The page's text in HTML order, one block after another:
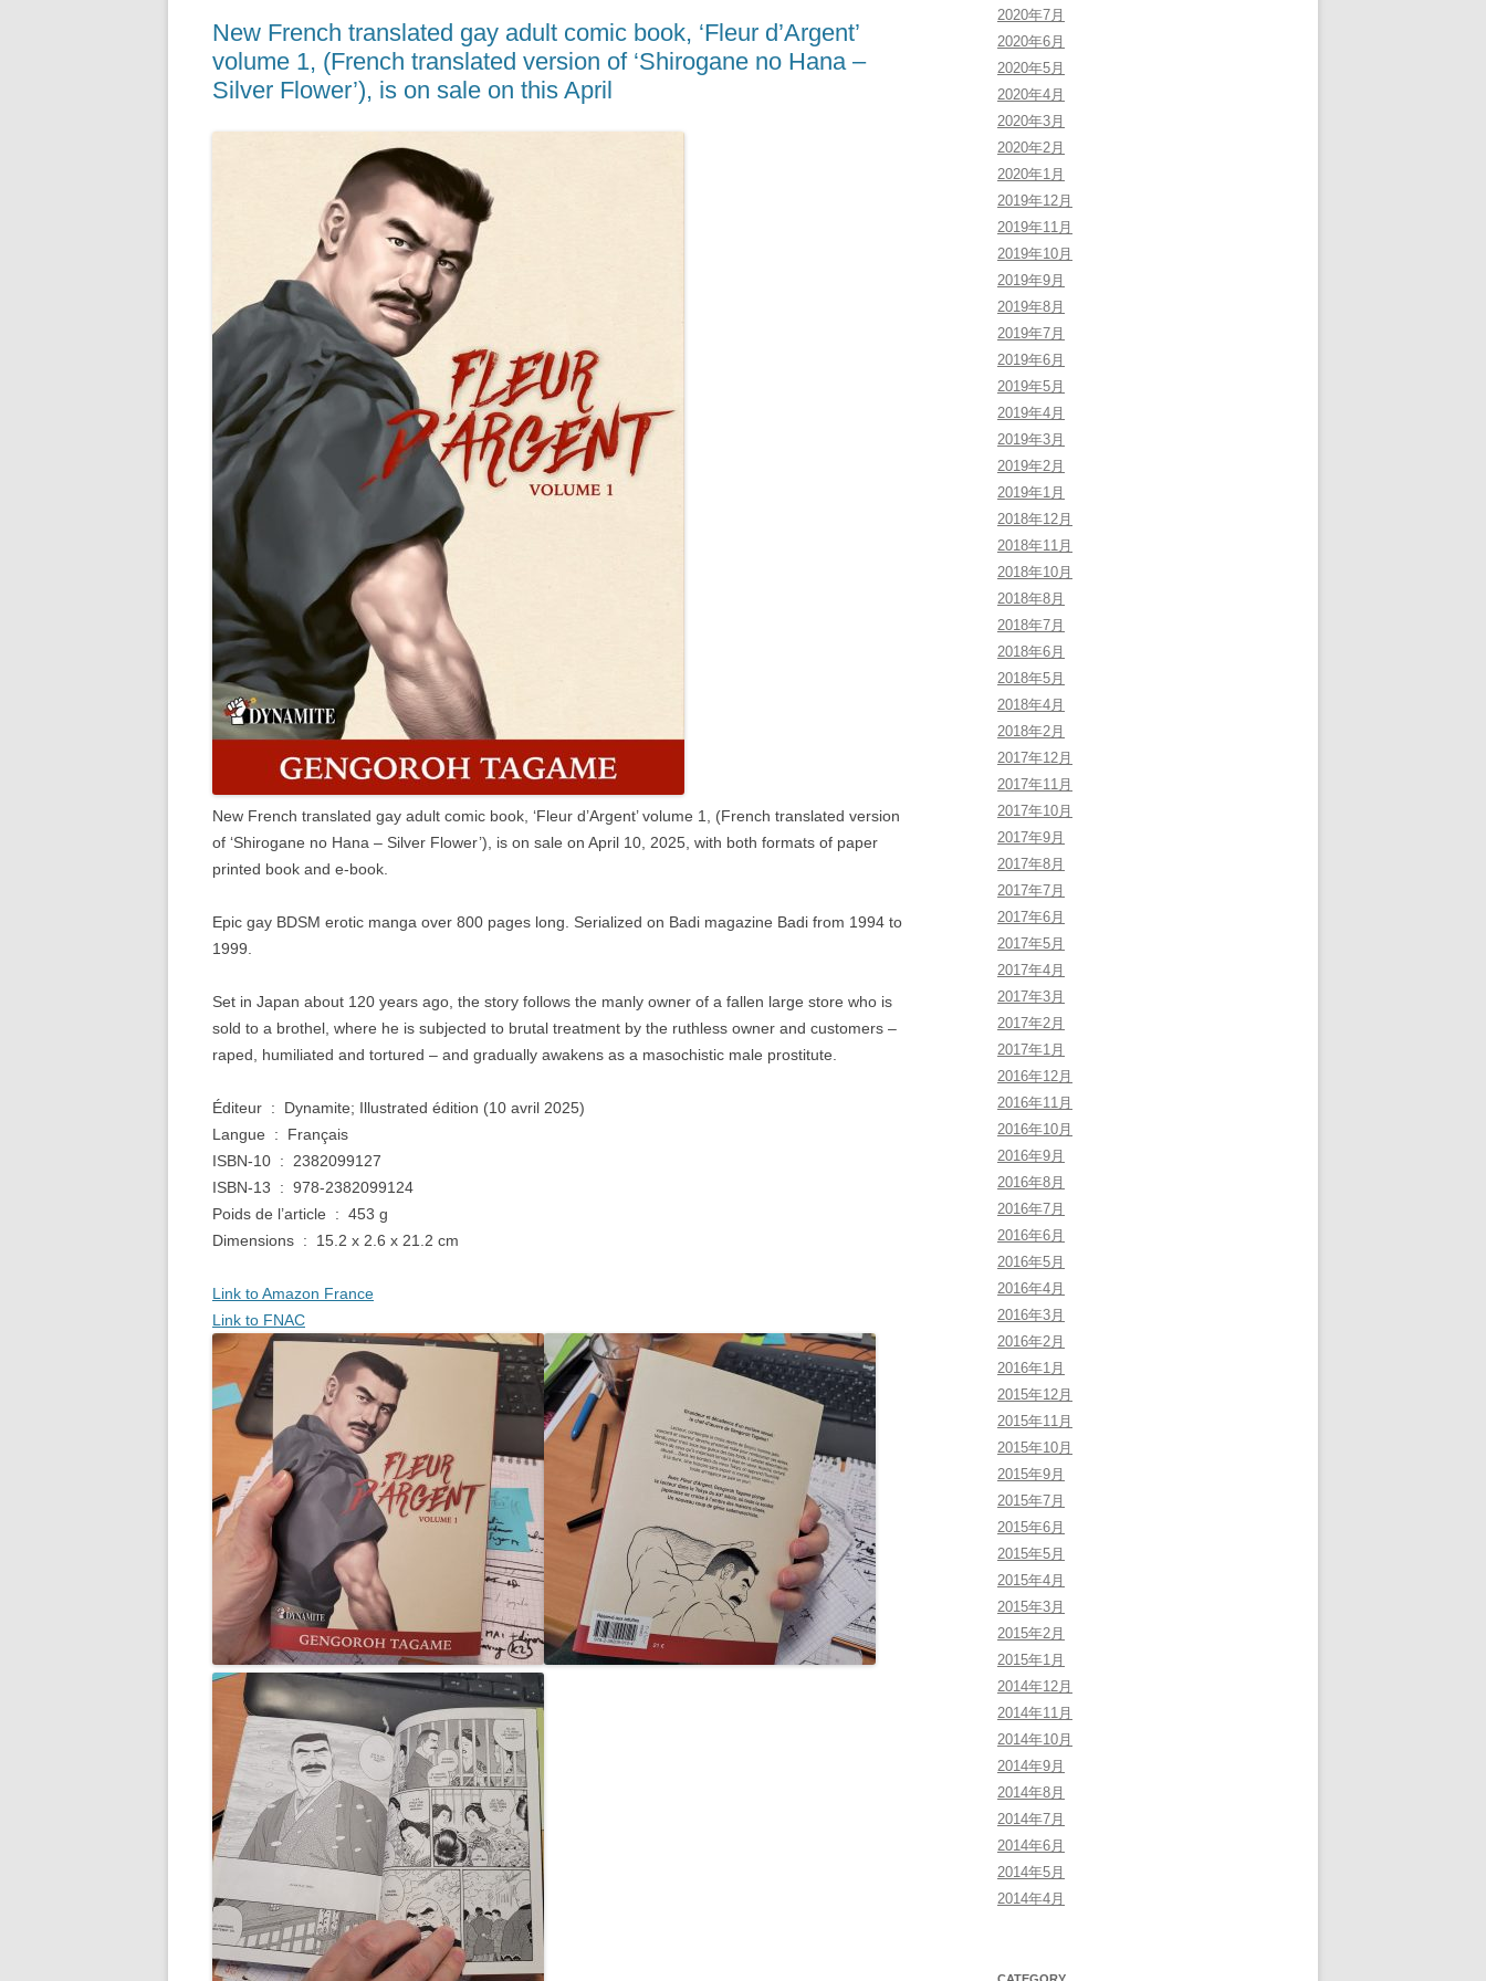
o
k
k
New French translated gay adult comic book, ‘Fleur d’Argent’
volume 1, (French translated version of ‘Shirogane no Hana –
Silver Flower’), is on sale on this April
New French translated gay adult comic book, ‘Fleur d’Argent’ volume 1, (French translated version
of ‘Shirogane no Hana – Silver Flower’), is on sale on April 10, 2025, with both formats of paper
printed book and e-book.
Epic gay BDSM erotic manga over 800 pages long. Serialized on Badi magazine Badi from 1994 to
1999.
Set in Japan about 120 years ago, the story follows the manly owner of a fallen large store who is
sold to a brothel, where he is subjected to brutal treatment by the ruthless owner and customers –
raped, humiliated and tortured – and gradually awakens as a masochistic male prostitute.
Éditeur ‏ : ‎ Dynamite; Illustrated édition (10 avril 2025)
Langue ‏ : ‎ Français
ISBN-10 ‏ : ‎ 2382099127
ISBN-13 ‏ : ‎ 978-2382099124
Poids de l’article ‏ : ‎ 453 g
Dimensions ‏ : ‎ 15.2 x 2.6 x 21.2 cm
Link to Amazon France
Link to FNAC
2020年7月
2020年6月
2020年5月
2020年4月
2020年3月
2020年2月
2020年1月
2019年12月
2019年11月
2019年10月
2019年9月
2019年8月
2019年7月
2019年6月
2019年5月
2019年4月
2019年3月
2019年2月
2019年1月
2018年12月
2018年11月
2018年10月
2018年8月
2018年7月
2018年6月
2018年5月
2018年4月
2018年2月
2017年12月
2017年11月
2017年10月
2017年9月
2017年8月
2017年7月
2017年6月
2017年5月
2017年4月
2017年3月
2017年2月
2017年1月
2016年12月
2016年11月
2016年10月
2016年9月
2016年8月
2016年7月
2016年6月
2016年5月
2016年4月
2016年3月
2016年2月
2016年1月
2015年12月
2015年11月
2015年10月
2015年9月
2015年7月
2015年6月
2015年5月
2015年4月
2015年3月
2015年2月
2015年1月
2014年12月
2014年11月
2014年10月
2014年9月
2014年8月
2014年7月
2014年6月
2014年5月
2014年4月